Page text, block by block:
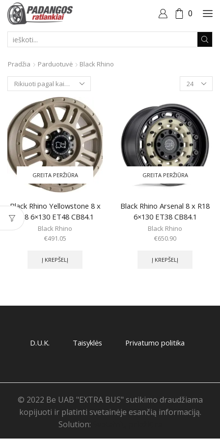
0
Pradžia Parduotuvė
Black Rhino
Produktai
puslapyje
GREITA PERŽIŪRA
Black Rhino Yellowstone 8 x
R18 6×130 ET48 CB84.1
Black Rhino
€491.05
Į KREPŠELĮ
GREITA PERŽIŪRA
Black Rhino Arsenal 8 x R18
6×130 ET38 CB84.1
Black Rhino
€650.90
Į KREPŠELĮ
D.U.K. Taisyklės Privatumo politika
© 2022 Be UAB "EXTRA BUS" sutikimo draudžiama
kopijuoti ir platinti svetainėje esančią informaciją.
Solution: